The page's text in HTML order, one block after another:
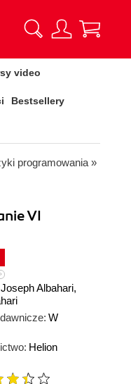
video
Bestsellery
programowania »
VI
Joseph Albahari,
W
Helion